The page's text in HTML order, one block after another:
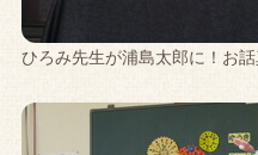
ひろみ先生が浦島太郎に！お